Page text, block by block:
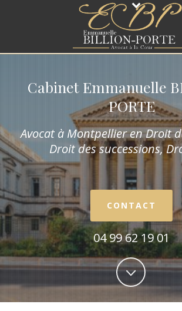
Cabinet Emmanuelle
PORTE
Avocat à Montpellier en Droit
Droit des successions,
CONTACT
04 99 62 19 01